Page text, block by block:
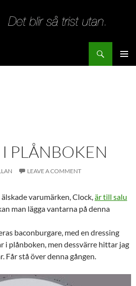
PLÅNBOKEN
LEAVE A COMMENT
varumärken, Clock,är till salu
man lägga vantarna på denna
baconburgare, med en dressing
i plånboken, men dessvärre hittar jag
Får stå över denna gången.